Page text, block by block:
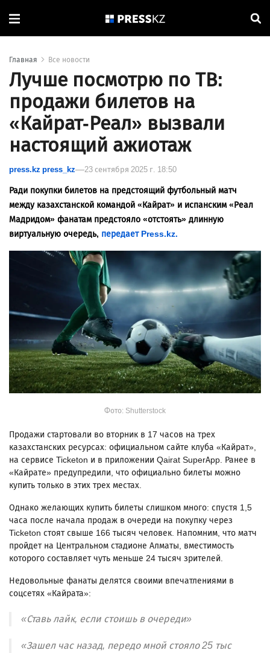
Главная Все новости
Лучше посмотрю по ТВ:
продажи билетов на
«Кайрат-Реал» вызвали
настоящий ажиотаж
press.kz press_kz 23 сентября 2025 г. 18:50
Ради покупки билетов на предстоящий футбольный матч
между казахстанской командой «Кайрат» и испанским «Реал
Мадридом» фанатам предстояло «отстоять» длинную
виртуальную очередь, передает Press.kz.
Фото: Shutterstock
Продажи стартовали во вторник в 17 часов на трех
казахстанских ресурсах: официальном сайте клуба «Кайрат»,
на сервисе Ticketon и в приложении Qairat SuperApp. Ранее в
«Кайрате» предупредили, что официально билеты можно
купить только в этих трех местах.
Однако желающих купить билеты слишком много: спустя 1,5
часа после начала продаж в очереди на покупку через
Ticketon стоят свыше 166 тысяч человек. Напомним, что матч
пройдет на Центральном стадионе Алматы, вместимость
которого составляет чуть меньше 24 тысяч зрителей.
Недовольные фанаты делятся своими впечатлениями в
соцсетях «Кайрата»:
«Ставь лайк, если стоишь в очереди»
«Зашел час назад, передо мной стояло 25 тыс